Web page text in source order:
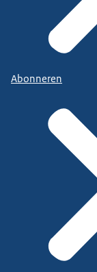
Abonneren